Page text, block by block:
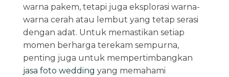
warna pakem, tetapi juga eksplorasi warna-
warna cerah atau lembut yang tetap serasi
dengan adat. Untuk memastikan setiap
momen berharga terekam sempurna,
penting juga untuk mempertimbangkan
jasa foto wedding yang memahami